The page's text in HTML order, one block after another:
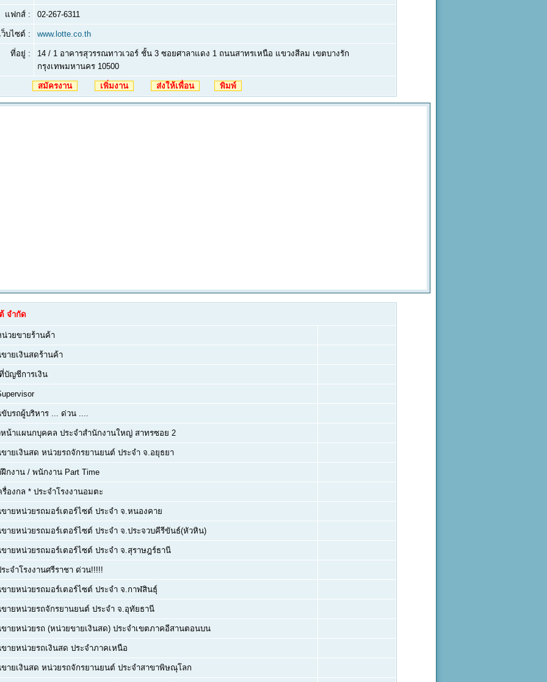
แฟกส์ : 02-267-6311
ว็บไซต์ : www.lotte.co.th
ที่อยู่ :
14 / 1 อาคารสุวรรณทาวเวอร์ ชั้น 3 ซอยศาลาแดง 1 ถนนสาทรเหนือ แขวงสีลม เขตบางรัก
กรุงเทพมหานคร 10500
สมัครงาน เพิ่มงาน ส่งให้เพื่อน พิมพ์
จำกัด
วยขายร้านค้า
ายเงินสดร้านค้า
บัญชีการเงิน
บรถผู้บริหาร ... ด่วน ....
น้าแผนกบุคคล ประจำสำนักงานใหญ่ สาทรซอย 2
ายเงินสด หน่วยรถจักรยานยนต์ ประจำ จ.อยุธยา
กงาน / พนักงาน Part Time
รื่องกล * ประจำโรงงานอมตะ
ายหน่วยรถมอร์เตอร์ไซต์ ประจำ จ.หนองคาย
ายหน่วยรถมอร์เตอร์ไซต์ ประจำ จ.ประจวบคีรีขันธ์(หัวหิน)
ายหน่วยรถมอร์เตอร์ไซต์ ประจำ จ.สุราษฎร์ธานี
ะจำโรงงานศรีราชา ด่วน!!!!!
ายหน่วยรถมอร์เตอร์ไซต์ ประจำ จ.กาฬสินธุ์
ายหน่วยรถจักรยานยนต์ ประจำ จ.อุทัยธานี
ายหน่วยรถ (หน่วยขายเงินสด) ประจำเขตภาคอีสานตอนบน
ายหน่วยรถเงินสด ประจำภาคเหนือ
ายเงินสด หน่วยรถจักรยานยนต์ ประจำสาขาพิษณุโลก